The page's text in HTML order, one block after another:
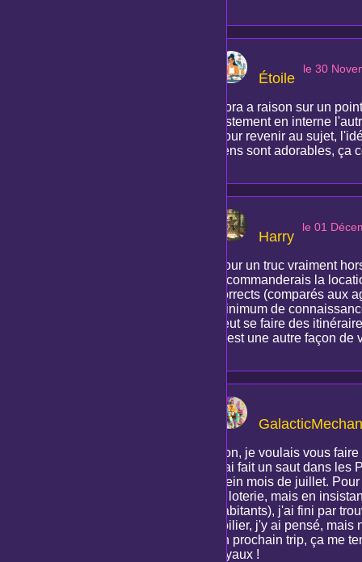
Étoile
le 30
Nora a raison sur un
justement en interne
Pour revenir au sujet,
gens sont adorables, ça
Harry
le 01
Pour un truc vraiment
recommanderais la
corrects (comparés aux
minimum de
peut se faire des
C'est une autre façon
Bon, je voulais vous
J'ai fait un saut dans
plein mois de juillet.
la loterie, mais en
habitants), j'ai fini par
voilier, j'y ai pensé,
un prochain trip, ça me
tuyaux !